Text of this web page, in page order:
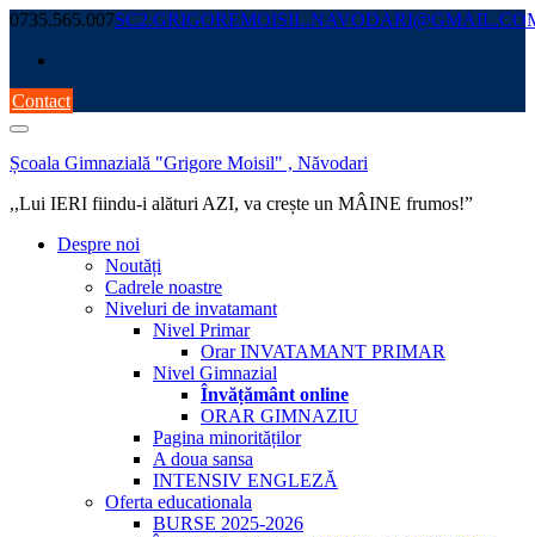
Skip
content
0735.565.007
Contact
Școala Gimnazială "Grigore Moisil" , Năvodari
,,Lui IERI fiindu-i alături AZI, va crește un MÂINE frumos!”
Despre noi
Noutăți
Cadrele noastre
Niveluri de invatamant
Nivel Primar
Orar INVATAMANT PRIMAR
Nivel Gimnazial
Învățământ online
ORAR GIMNAZIU
Pagina minorităților
A doua sansa
INTENSIV ENGLEZĂ
Oferta educationala
BURSE 2025-2026